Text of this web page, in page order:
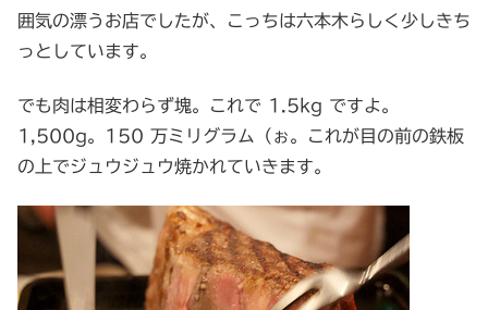
囲気の漂うお店でしたが、こっちは六本木らしく少しきち
っとしています。
でも肉は相変わらず塊。これで 1.5kg ですよ。
1,500g。150 万ミリグラム（ぉ。これが目の前の鉄板
の上でジュウジュウ焼かれていきます。